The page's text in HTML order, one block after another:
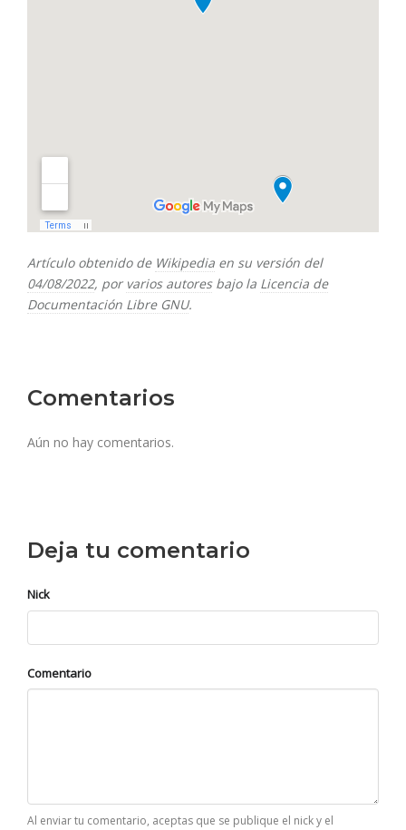
Artículo obtenido de Wikipedia en su versión del
04/08/2022, por varios autoresbajo la Licencia de
Documentación Libre GNU.
Comentarios
Aún no hay comentarios.
Deja tu comentario
Nick
Comentario
Al enviar tu comentario, aceptas que se publique el nick y el